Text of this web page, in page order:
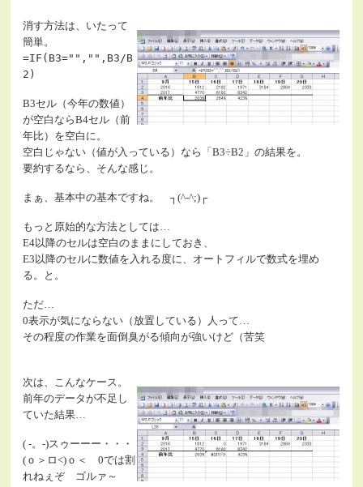
消す方法は、いたって
簡単。
=IF(B3="","",B3/B
2)
B3セル（今年の数値）
が空白ならB4セル（前
年比）を空白に。
空白じゃない（値が入っている）なら「B3÷B2」の結果を。
要約するなら、そんな感じ。
まぁ、基本中の基本ですね。 ┐(^-^;)┌
もっと原始的な方法としては…
E4以降のセルは空白のままにしておき、
E3以降のセルに数値を入れる度に、オートフィルで数式を埋め
る。と。
ただ…
0表示が気にならない（放置している）人って…
その程度の作業を面倒臭がる傾向が強いけど（苦笑
次は、こんなケース。
前年のデータが不足し
ていた結果…
( -。-)スゥーーー・・・
(ｏ＞ロ<)ｏ＜ 0では割
れねぇぞ ゴルァ～